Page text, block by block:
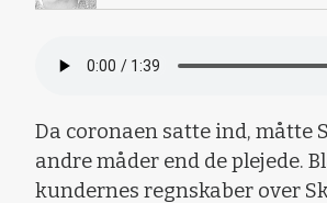
Da coronaen satte ind, måtte
andre måder end de plejede.
kundernes regnskaber over